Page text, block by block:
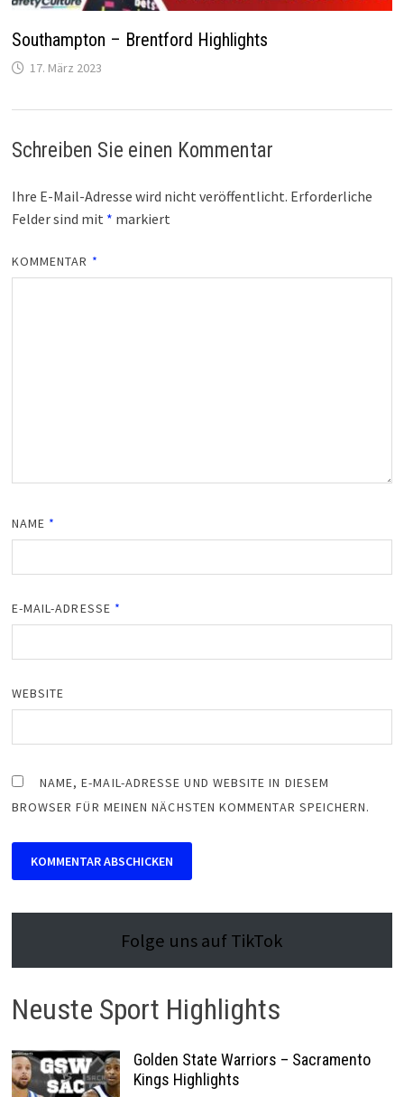
Southampton – Brentford Highlights
17. März 2023
Schreiben Sie einen Kommentar
Ihre E-Mail-Adresse wird nicht veröffentlicht. Erforderliche
Felder sind mit * markiert
KOMMENTAR *
NAME *
E-MAIL-ADRESSE *
WEBSITE
NAME, E-MAIL-ADRESSE UND WEBSITE IN DIESEM
BROWSER FÜR MEINEN NÄCHSTEN KOMMENTAR SPEICHERN.
Folge uns auf TikTok
Neuste Sport Highlights
Golden State Warriors – Sacramento
Kings Highlights